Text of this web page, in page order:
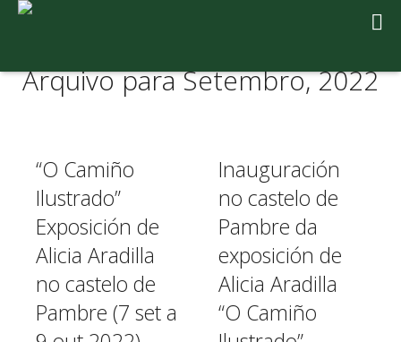
Arquivo para Setembro, 2022
“O Camiño
Ilustrado”
Exposición de
Alicia Aradilla
no castelo de
Pambre (7 set a
Inauguración
no castelo de
Pambre da
exposición de
Alicia Aradilla
“O Camiño